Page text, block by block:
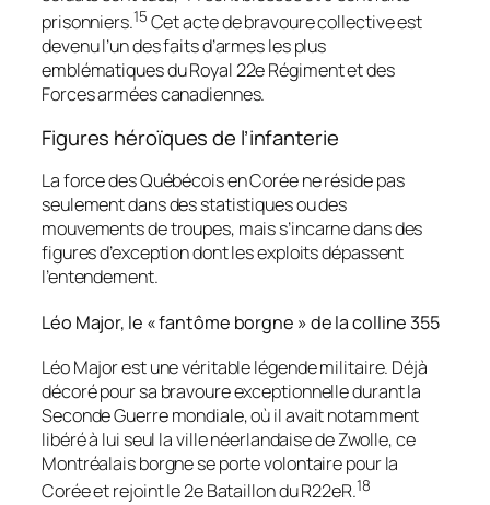
prisonniers.15 Cet acte de bravoure collective est
devenu l’un des faits d’armes les plus
emblématiques du Royal 22e Régiment et des
Forces armées canadiennes.
Figures héroïques de l’infanterie
La force des Québécois en Corée ne réside pas
seulement dans des statistiques ou des
mouvements de troupes, mais s’incarne dans des
figures d’exception dont les exploits dépassent
l’entendement.
Léo Major, le « fantôme borgne » de la colline 355
Léo Major est une véritable légende militaire. Déjà
décoré pour sa bravoure exceptionnelle durant la
Seconde Guerre mondiale, où il avait notamment
libéré à lui seul la ville néerlandaise de Zwolle, ce
Montréalais borgne se porte volontaire pour la
Corée et rejoint le 2e Bataillon du R22eR.18